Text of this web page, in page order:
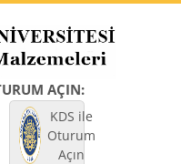
AÇIN:
KDS ile
Oturum
Açın